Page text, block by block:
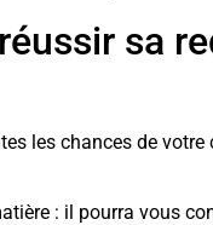
sa
les chances de votre
: il pourra vous